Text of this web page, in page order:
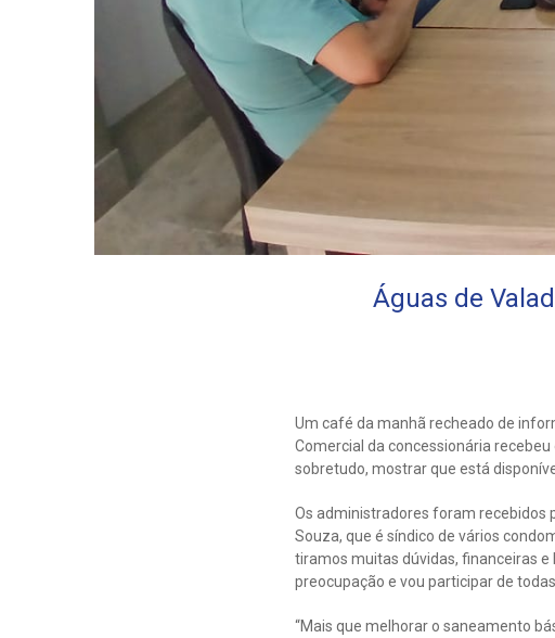
Águas de
Um café da manhã recheado de
Comercial da concessionária
sobretudo, mostrar que está
Os administradores foram recebidos
Souza, que é síndico de vários
tiramos muitas dúvidas, financeiras
preocupação e vou participar de
“Mais que melhorar o saneamento